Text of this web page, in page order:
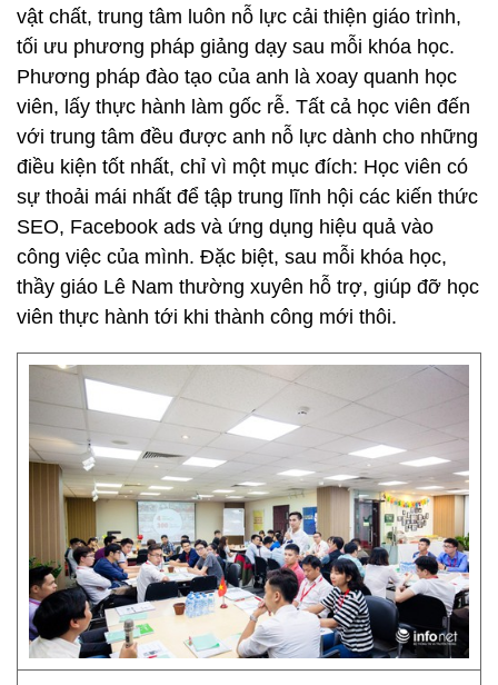
vật chất, trung tâm luôn nỗ lực cải thiện giáo trình,
tối ưu phương pháp giảng dạy sau mỗi khóa học.
Phương pháp đào tạo của anh là xoay quanh học
viên, lấy thực hành làm gốc rễ. Tất cả học viên đến
với trung tâm đều được anh nỗ lực dành cho những
điều kiện tốt nhất, chỉ vì một mục đích: Học viên có
sự thoải mái nhất để tập trung lĩnh hội các kiến thức
SEO, Facebook ads và ứng dụng hiệu quả vào
công việc của mình. Đặc biệt, sau mỗi khóa học,
thầy giáo Lê Nam thường xuyên hỗ trợ, giúp đỡ học
viên thực hành tới khi thành công mới thôi.